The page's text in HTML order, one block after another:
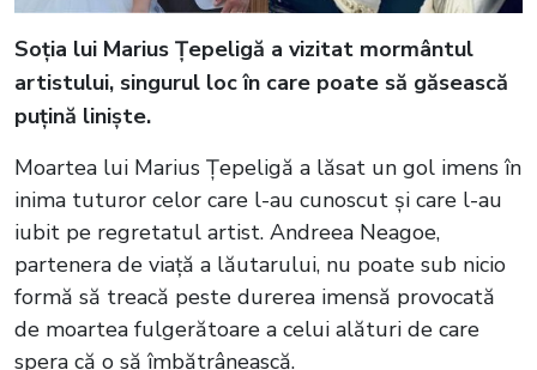
Soția lui Marius Țepeligă a vizitat mormântul
artistului, singurul loc în care poate să găsească
puțină liniște.
Moartea lui Marius Țepeligă a lăsat un gol imens în
inima tuturor celor care l-au cunoscut și care l-au
iubit pe regretatul artist. Andreea Neagoe,
partenera de viață a lăutarului, nu poate sub nicio
formă să treacă peste durerea imensă provocată
de moartea fulgerătoare a celui alături de care
spera că o să îmbătrânească.